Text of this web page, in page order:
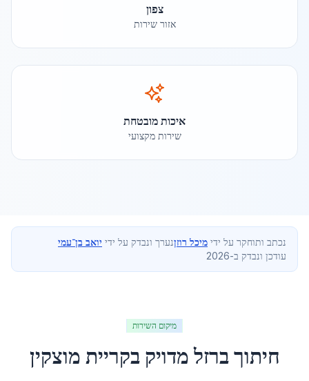
צפון
אזור שירות
איכות מובטחת
שירות מקצועי
נכתב ותוחקר על ידי מיכל רוזןנערך ונבדק על ידי יואב בן־עמי
עודכן ונבדק ב-2026
מיקום השירות
חיתוך ברזל מדויק בקריית מוצקין